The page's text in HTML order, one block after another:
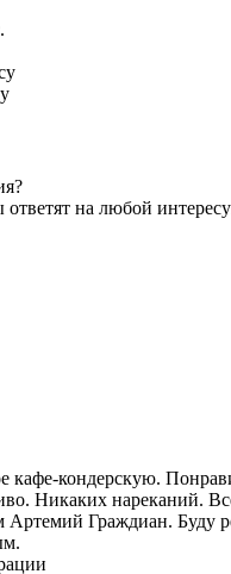
на любой
кафе-кондерскую.
Никаких нареканий.
Артемий Граждиан. Буду